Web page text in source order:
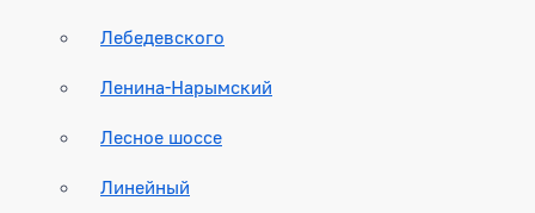
Лебедевского
Ленина-Нарымский
Лесное шоссе
Линейный